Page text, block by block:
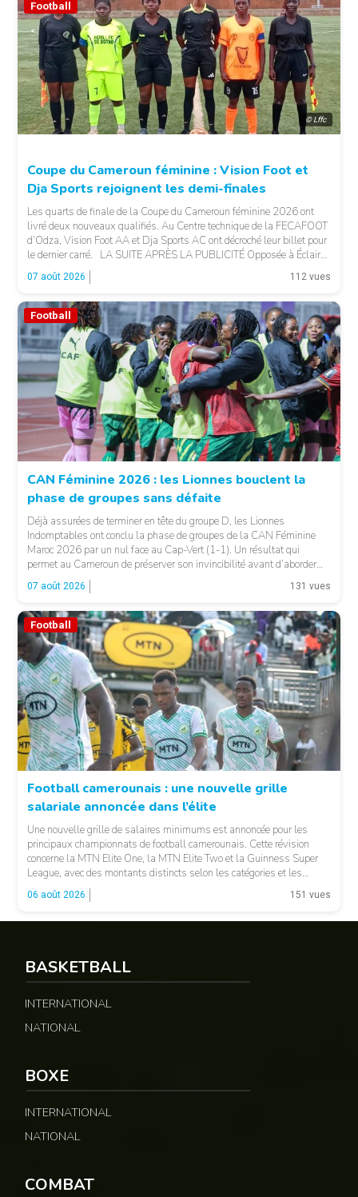
© Lffc
Football
Coupe du Cameroun féminine : Vision Foot et
Dja Sports rejoignent les demi-finales
Les quarts de finale de la Coupe du Cameroun féminine 2026 ont
livré deux nouveaux qualifiés. Au Centre technique de la FECAFOOT
d’Odza, Vision Foot AA et Dja Sports AC ont décroché leur billet pour
le dernier carré. LA SUITE APRÈS LA PUBLICITÉ Opposée à Éclair
FF, Vision Foot a dû patienter jusqu’à la […]
07 août 2026 112 vues
Football
CAN Féminine 2026 : les Lionnes bouclent la
phase de groupes sans défaite
Déjà assurées de terminer en tête du groupe D, les Lionnes
Indomptables ont conclu la phase de groupes de la CAN Féminine
Maroc 2026 par un nul face au Cap-Vert (1-1). Un résultat qui
permet au Cameroun de préserver son invincibilité avant d’aborder
les choses sérieuses. Les Camerounaises ont rapidement pris le
contrôle des opérations […]
07 août 2026 131 vues
Football
Football camerounais : une nouvelle grille
salariale annoncée dans l’élite
Une nouvelle grille de salaires minimums est annoncée pour les
principaux championnats de football camerounais. Cette révision
concerne la MTN Elite One, la MTN Elite Two et la Guinness Super
League, avec des montants distincts selon les catégories et les
fonctions. LA SUITE APRÈS LA PUBLICITÉ Selon les informations
relayées par Allez Les Lions, […]
06 août 2026 151 vues
BASKETBALL
INTERNATIONAL
NATIONAL
BOXE
INTERNATIONAL
NATIONAL
COMBAT